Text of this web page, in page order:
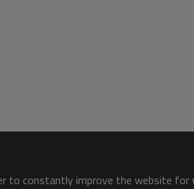
to constantly improve the website for